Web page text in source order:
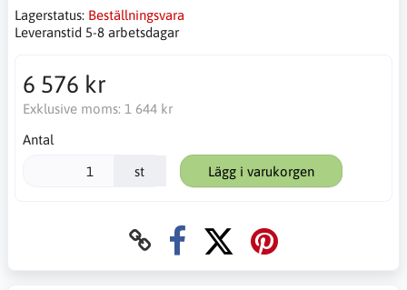
Lagerstatus: Beställningsvara
Leveranstid 5-8 arbetsdagar
6 576 kr
Exklusive moms: 1 644 kr
Antal
st Lägg i varukorgen